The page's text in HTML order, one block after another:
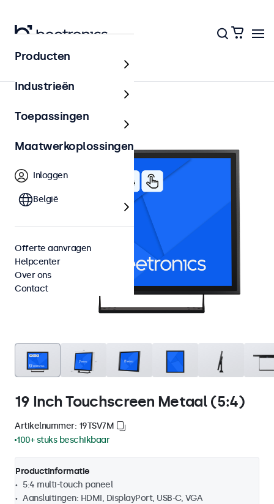
19 Inch Touchscreen Metaal (5:4)
Artikelnummer: 19TSV7M
100+ stuks beschikbaar
Productinformatie
5:4 multi-touch paneel
Aansluitingen: HDMI, DisplayPort, USB-C, VGA
Producten
Industrieën
Toepassingen
Maatwerkoplossingen
Inloggen
België
Offerte aanvragen
Helpcenter
Over ons
Contact